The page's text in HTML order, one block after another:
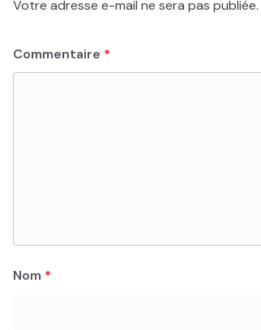
Votre adresse e-mail ne sera pas publiée.
Commentaire *
Nom *